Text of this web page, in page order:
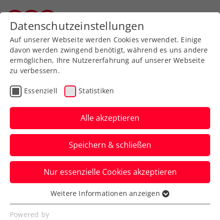
Zurück zur Newsübersicht
Turniere
Viertelfinaleinzug bei
Generali Open Kitzbühel:
Thiem nimmt an Fahrt
auf
Der US-Open-Champion von 2020 lässt
ein ausverkauftes Stadion beim ATP-
Turnier in Tirol aufjubeln.
Datenschutzeinstellungen
Auf unserer Webseite werden Cookies verwendet. Einige
davon werden zwingend benötigt, während es uns andere
ermöglichen, Ihre Nutzererfahrung auf unserer Webseite
zu verbessern.
Essenziell Statistiken
Alle akzeptieren
Speichern & schließen
Nur essenzielle Cookies akzeptieren
Essenziell
Essenzielle Cookies werden für grundlegende
Weitere Informationen anzeigen
Powered by